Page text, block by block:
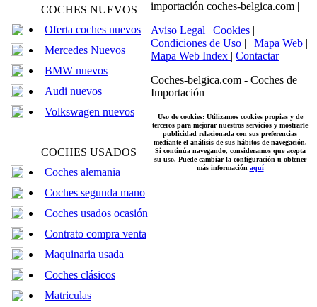
COCHES NUEVOS
Oferta coches nuevos
Mercedes Nuevos
BMW nuevos
Audi nuevos
Volkswagen nuevos
COCHES USADOS
Coches alemania
Coches segunda mano
Coches usados ocasión
Contrato compra venta
Maquinaria usada
Coches clásicos
Matriculas
importación coches-belgica.com |
Aviso Legal | Cookies |
Condiciones de Uso | | Mapa Web |
Mapa Web Index | Contactar
Coches-belgica.com - Coches de
Importación
Uso de cookies: Utilizamos cookies propias y de
terceros para mejorar nuestros servicios y mostrarle
publicidad relacionada con sus preferencias
mediante el análisis de sus hábitos de navegación.
Si continúa navegando, consideramos que acepta
su uso. Puede cambiar la configuración u obtener
más información aquí